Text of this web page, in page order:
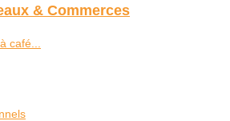
& Commerces
café...